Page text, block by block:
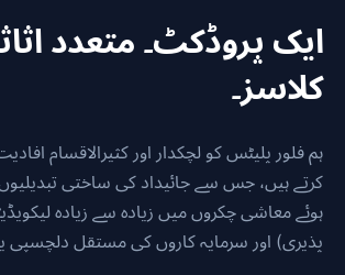
ایک پروڈکٹ۔ متعدد
کلاسز۔
ہم فلور پلیٹس کو لچکدار اور کثیرالاقسام
کرتے ہیں، جس سے جائیداد کی ساختی تبدیلیوں
ہوئے معاشی چکروں میں زیادہ سے زیادہ
پذیری) اور سرمایہ کاروں کی مستقل دلچسپی